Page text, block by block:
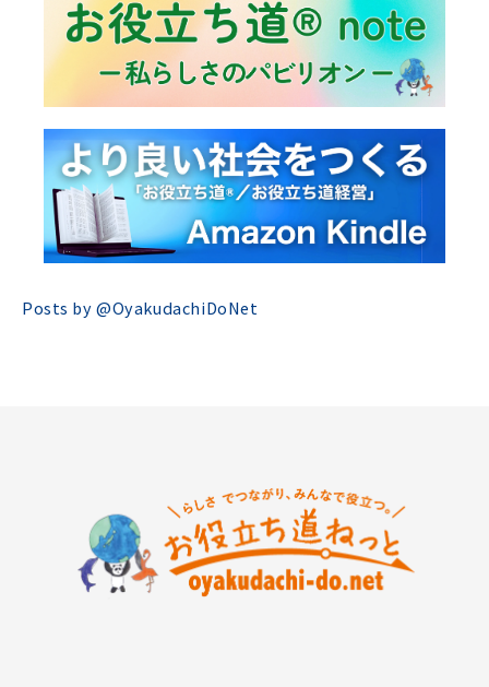
Posts by @OyakudachiDoNet